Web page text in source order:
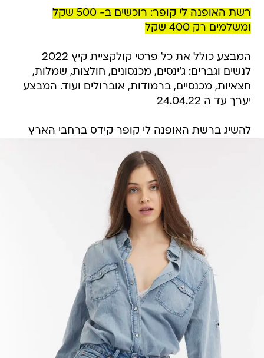
רשת האופנה לי קופר: רוכשים ב- 500 שקל
ומשלמים רק 400 שקל
המבצע כולל את כל פרטי קולקציית קיץ 2022
לנשים וגברים: ג'ינסים, מכנסונים, חולצות, שמלות,
חצאיות, מכנסיים, ברמודות, אוברולים ועוד. המבצע
יערך עד ה 24.04.22
להשיג ברשת האופנה לי קופר קידס ברחבי הארץ